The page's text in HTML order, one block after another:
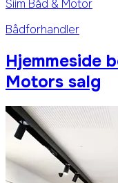
Siim Båd & Motor
Bådforhandler
Hjemmeside
Motors salg